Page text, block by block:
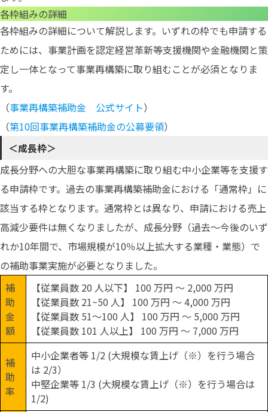
各枠組みの詳細
各枠組みの詳細について解説します。いずれの枠でも申請する
ためには、事業計画を認定経営革新等支援機関や金融機関と策
定し一体となって事業再構築に取り組むことが必須となりま
す。
（事業再構築補助金 公式サイト）
（第10回事業再構築補助金の公募要領）
＜成長枠＞
成長分野への大胆な事業再構築に取り組む中小企業等を支援す
る申請枠です。過去の事業再構築補助金における「通常枠」に
該当する枠となります。通常枠とは異なり、申請における売上
高減少要件は無くなりましたが、成長分野（過去〜今後のいず
れか10年間で、市場規模が10％以上拡⼤する業種・業態）で
の補助事業実施が必要となりました。
補
助
金
額
【従業員数 20 人以下】 100 万円 ～ 2,000 万円
【従業員数 21~50 人】 100 万円 ～ 4,000 万円
【従業員数 51～100 人】 100 万円 ～ 5,000 万円
【従業員数 101 人以上】 100 万円 ～ 7,000 万円
補
助
率
中小企業者等 1/2 (大規模な賃上げ（※）を行う場合
は 2/3）
中堅企業等 1/3 (大規模な賃上げ（※）を行う場合は
1/2)